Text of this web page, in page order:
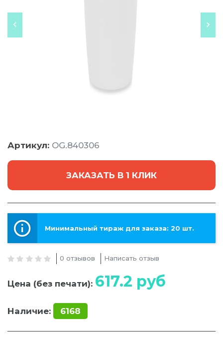
Артикул: OG.840306
ЗАКАЗАТЬ В 1 КЛИК
Минимальный тираж для заказа: 20 шт.
0 отзывов Написать отзыв
Цена (без печати): 617.2 руб
Наличие: 6168